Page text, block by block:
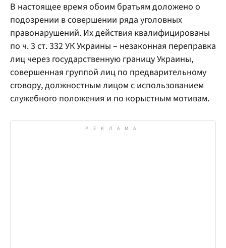
В настоящее время обоим братьям доложено о
подозрении в совершении ряда уголовных
правонарушений. Их действия квалифицированы
по ч. 3 ст. 332 УК Украины – незаконная переправка
лиц через государственную границу Украины,
совершенная группой лиц по предварительному
сговору, должностным лицом с использованием
служебного положения и по корыстным мотивам.